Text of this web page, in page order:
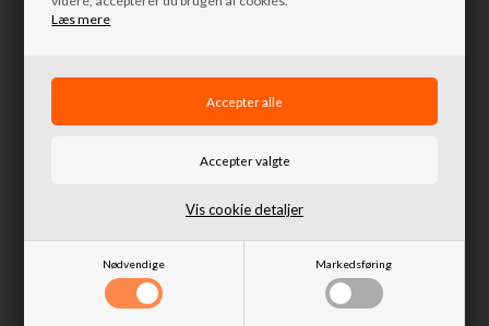
Læs mere
Nødvendige Markedsføring
Vis cookie detaljer
Toyota Land Cruiser KZJ/LJ
GR Y60
595,00 DKK
Fjernlager